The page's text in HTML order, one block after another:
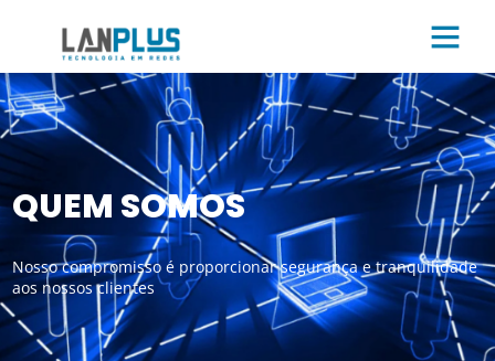
QUEM SOMOS
Nosso compromisso é proporcionar segurança e tranquilidade
aos nossos clientes